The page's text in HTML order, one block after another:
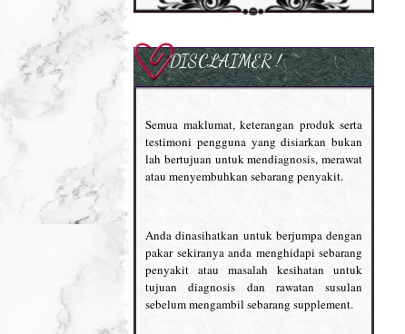
DISCLAIMER !
Semua maklumat, keterangan produk serta
testimoni pengguna yang disiarkan bukan
lah bertujuan untuk mendiagnosis, merawat
atau menyembuhkan sebarang penyakit.
Anda dinasihatkan untuk berjumpa dengan
pakar sekiranya anda menghidapi sebarang
penyakit atau masalah kesihatan untuk
tujuan diagnosis dan rawatan susulan
sebelum mengambil sebarang supplement.